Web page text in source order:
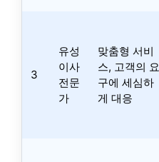
3
유성
이사
전문
가
맞춤형 서비
스, 고객의 요
구에 세심하
게 대응